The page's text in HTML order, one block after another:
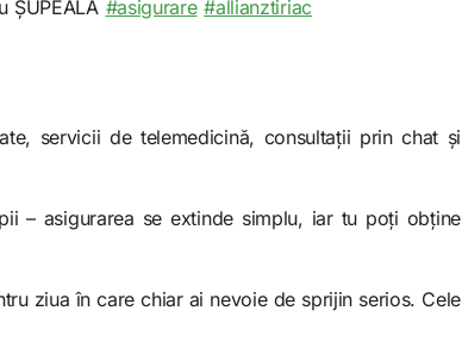
ȘUPEALĂ #asigurare #allianztiriac
servicii de telemedicină, consultații prin chat și
– asigurarea se extinde simplu, iar tu poți obține
ziua în care chiar ai nevoie de sprijin serios. Cele